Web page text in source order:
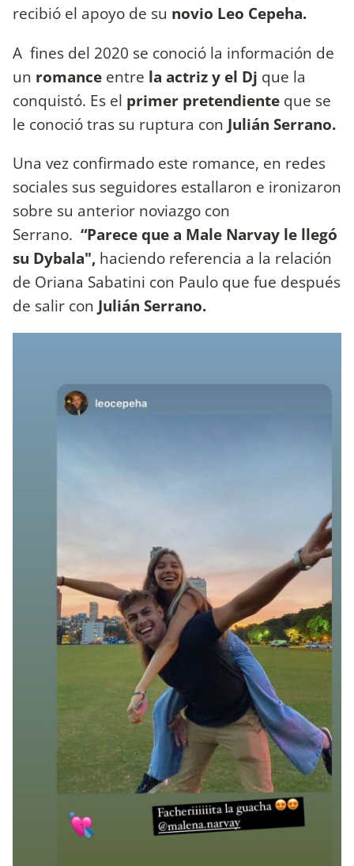
recibió el apoyo de su novio Leo Cepeha.
A fines del 2020 se conoció la información de
un romance entre la actriz y el Dj que la
conquistó. Es el primer pretendiente que se
le conoció tras su ruptura con Julián Serrano.
Una vez confirmado este romance, en redes
sociales sus seguidores estallaron e ironizaron
sobre su anterior noviazgo con
Serrano. “Parece que a Male Narvay le llegó
su Dybala", haciendo referencia a la relación
de Oriana Sabatini con Paulo que fue después
de salir con Julián Serrano.